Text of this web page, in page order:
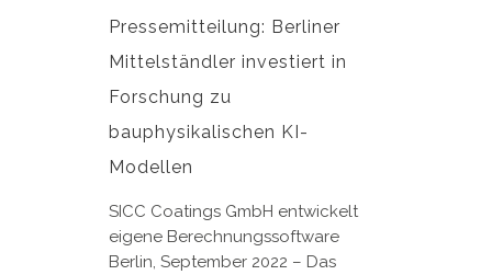
Pressemitteilung: Berliner
Mittelständler investiert in
Forschung zu
bauphysikalischen KI-
Modellen
SICC Coatings GmbH entwickelt
eigene Berechnungssoftware
Berlin, September 2022 – Das